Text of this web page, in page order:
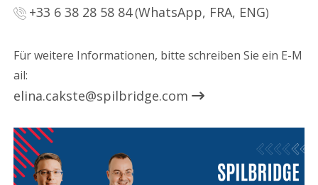
+33 6 38 28 58 84(WhatsApp, FRA, ENG)
Für weitere Informationen, bitte schreiben Sie ein E-M
ail:
elina.cakste@spilbridge.com